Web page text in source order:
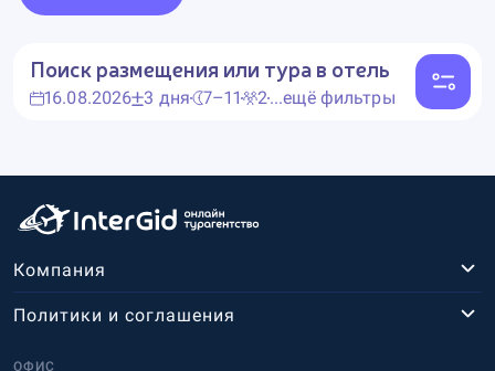
Поиск размещения или тура в отель
16.08.2026 3 дня 7–11 2...ещё фильтры
Компания
ОФИС
Политики и соглашения